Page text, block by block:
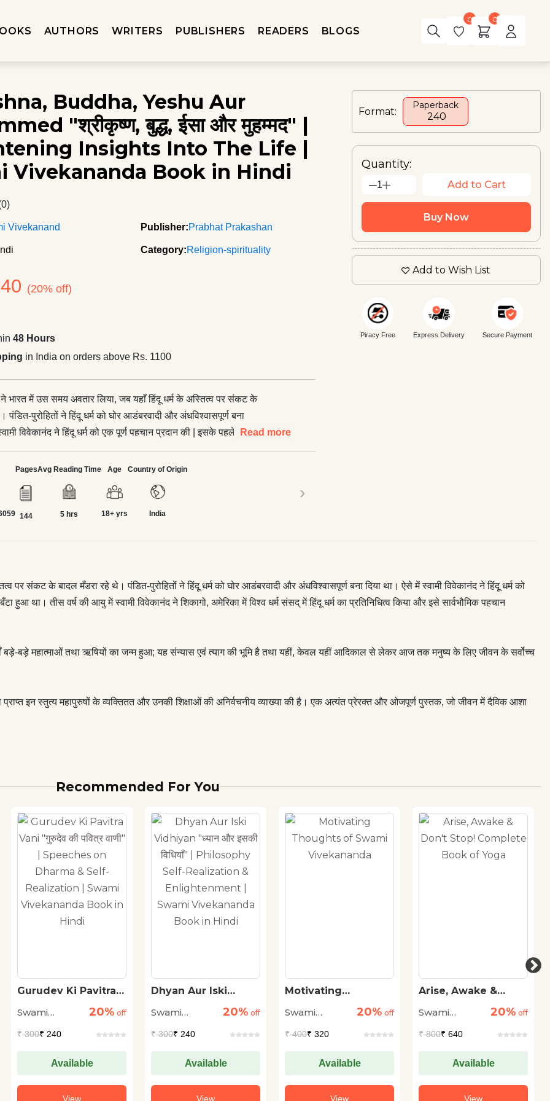
AUTHORS WRITERS PUBLISHERS READERS BLOGS
0 0
Buddha, Yeshu Aur
"श्रीकृष्ण, बुद्ध, ईसा और मुहम्मद" |
Insights Into The Life |
Vivekananda Book in Hindi
Vivekanand Publisher:Prabhat Prakashan
Category:Religion-spirituality
(20% off)
48 Hours
in India on orders above Rs. 1100
ने भारत में उस समय अवतार लिया, जब यहाँ हिंदू धर्म के अस्तित्व पर संकट के
पंडित-पुरोहितों ने हिंदू धर्म को घोर आडंबरवादी और अंधविश्वासपूर्ण बना
विवेकानंद ने हिंदू धर्म को एक पूर्ण पहचान प्रदान की | इसके पहले हिंदू
संसद्‌ में हिंदू धर्म का प्रतिनिधित्व किया और इसे सार्वभौमिक पहचान
ऋषियों का जन्म हुआ; यह संन्यास एवं त्याग की भूमि है तथा यहीं, केवल यहीं
तक मनुष्य के लिए जीवन के सर्वोच्च आदर्श एवं मुक्ति का द्वार खुला हुआ
Read more
Pages
144
Avg Reading Time
5 hrs
Age
18+ yrs
Country of Origin
India
›
Format:
Paperback
₹ 240
Quantity:
1 Add to Cart
Buy Now
Add to Wish List
Piracy Free Express Delivery Secure Payment
पर संकट के बादल मँडरा रहे थे। पंडित-पुरोहितों ने हिंदू धर्म को घोर आडंबरवादी और अंधविश्वासपूर्ण बना दिया था। ऐसे में स्वामी विवेकानंद ने हिंदू धर्म को
हुआ था। तीस वर्ष की आयु में स्वामी विवेकानंद ने शिकागो, अमेरिका में विश्व धर्म संसद्‌ में हिंदू धर्म का प्रतिनिधित्व किया और इसे सार्वभौमिक पहचान
यहाँ बड़े-बड़े महात्माओं तथा ऋषियों का जन्म हुआ; यह संन्यास एवं त्याग की भूमि है तथा यहीं, केवल यहीं आदिकाल से लेकर आज तक मनुष्य के लिए जीवन के सर्वोच्च
इन स्तुत्य महापुरुषों के व्यक्तितत और उनकी शिक्षाओं की अनिर्वचनीय व्याख्या की है। एक अत्यंत प्रेरक्त और ओजपूर्ण पुस्तक, जो जीवन में दैविक आशा
Recommended For You
Dhyan Aur Iski
इसकी विधियाँ" |
Realization &
Enlightenment |
Swami Vivekananda
Book in Hindi
Swami
20% off
₹300₹ 240
Available
View
Motivating
Vivekananda
Swami
20% off
₹400₹ 320
Available
View
Arise, Awake &
Complete Book of
Swami
20% off
₹800₹ 640
Available
View
Greatest Speeches
Swami
20% off
₹400₹ 320
Available
View